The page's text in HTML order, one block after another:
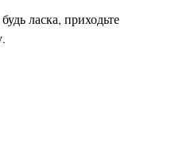
ласка, приходьте